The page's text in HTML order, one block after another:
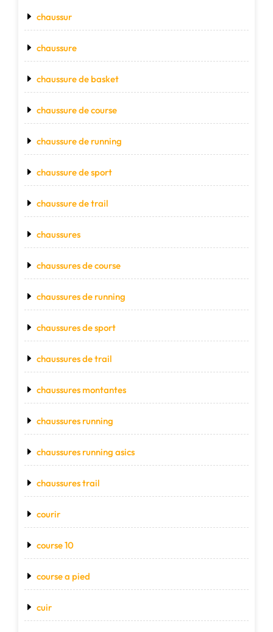
chaussur
chaussure
chaussure de basket
chaussure de course
chaussure de running
chaussure de sport
chaussure de trail
chaussures
chaussures de course
chaussures de running
chaussures de sport
chaussures de trail
chaussures montantes
chaussures running
chaussures running asics
chaussures trail
courir
course 10
course a pied
cuir